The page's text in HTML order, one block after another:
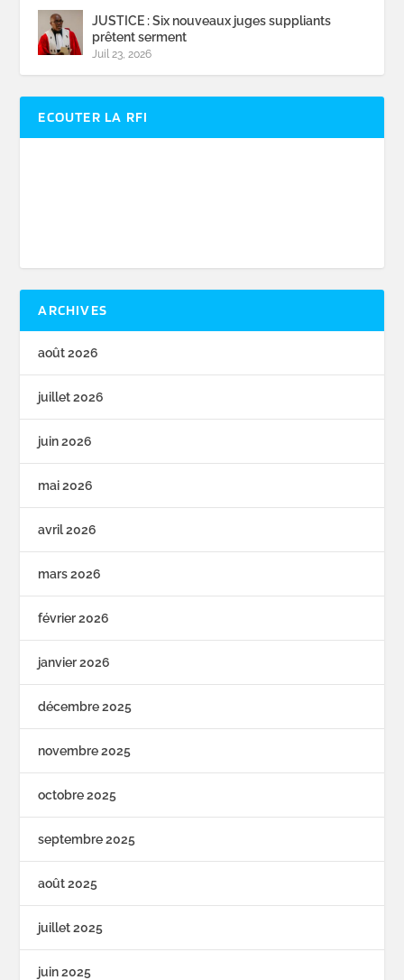
JUSTICE : Six nouveaux juges suppliants
prêtent serment
Juil 23, 2026
ECOUTER LA RFI
ARCHIVES
août 2026
juillet 2026
juin 2026
mai 2026
avril 2026
mars 2026
février 2026
janvier 2026
décembre 2025
novembre 2025
octobre 2025
septembre 2025
août 2025
juillet 2025
juin 2025